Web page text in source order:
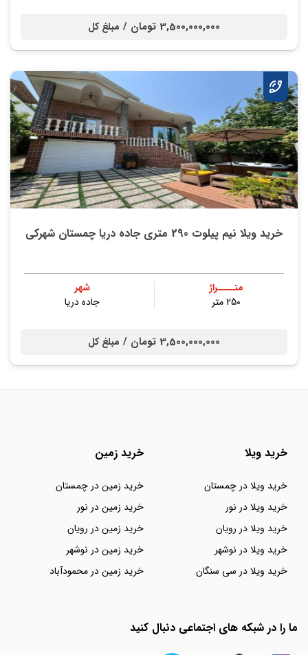
3,500,000,000 تومان / مبلغ کل
خرید ویلا نیم پیلوت 290 متری جاده دریا چمستان شهرکی
متــــراژ
250 متر
شهر
جاده دریا
3,500,000,000 تومان / مبلغ کل
خرید ویلا
خرید ویلا در چمستان
خرید ویلا در نور
خرید ویلا در رویان
خرید ویلا در نوشهر
خرید ویلا در سی سنگان
خرید زمین
خرید زمین در چمستان
خرید زمین در نور
خرید زمین در رویان
خرید زمین در نوشهر
خرید زمین در محمودآباد
ما را در شبکه های اجتماعی دنبال کنید